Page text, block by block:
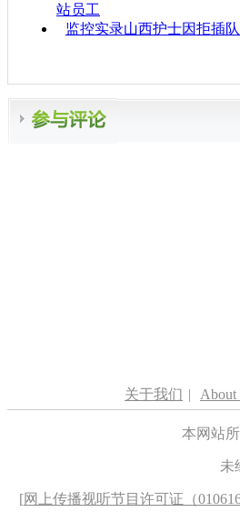
站员工
监控实录山西护士因拒插
关于我们 | About
本网站
未
[网上传播视听节目许可证（